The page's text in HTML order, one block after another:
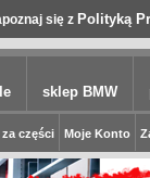
się z Polityką
sklep BMW
części Moje Konto